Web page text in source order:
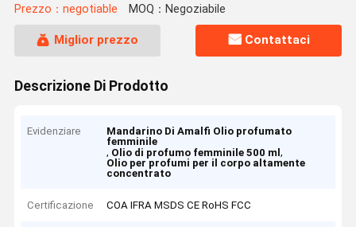
Prezzo：negotiable MOQ：Negoziabile
Miglior prezzo Contattaci
Descrizione Di Prodotto
Evidenziare
Mandarino Di Amalfi Olio profumato
femminile
, Olio di profumo femminile 500 ml,
Olio per profumi per il corpo altamente
concentrato
Certificazione COA IFRA MSDS CE RoHS FCC